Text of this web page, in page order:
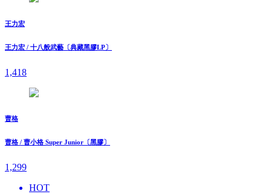
王力宏
王力宏 / 十八般武藝〔典藏黑膠LP〕
1,418
曹格
曹格 / 曹小格 Super Junior〔黑膠〕
1,299
HOT